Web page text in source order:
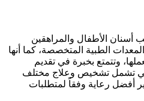
أسنان الأطفال والمراهقين
الطبية المتخصصة، كما أنها
وتتمتع بخبرة في تقديم
تشمل تشخيص وعلاج مختلف
أفضل رعاية وفقاً لمتطلبات